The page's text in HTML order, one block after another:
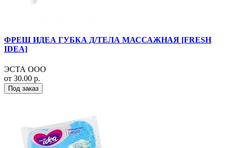
ФРЕШ ИДЕА ГУБКА Д/ТЕЛА МАССАЖНАЯ [FRESH
IDEA]
ЭСТА ООО
от 30.00 р.
Под заказ